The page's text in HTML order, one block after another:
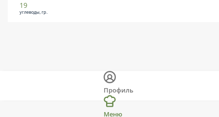
19
углеводы, гр.
Профиль
Меню